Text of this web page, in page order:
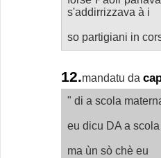
s'addirrizzava à i
so partigiani in
12.mandatu da
" di a scola
eu dicu DA a scola
ma ùn sò chè eu